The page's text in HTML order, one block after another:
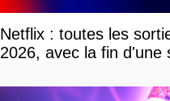
Netflix : toutes les
2026, avec la fin d'une